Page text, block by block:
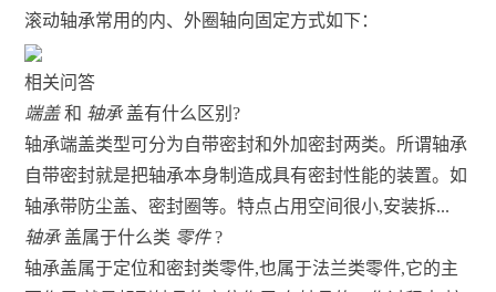
滚动轴承常用的内、外圈轴向固定方式如下：
相关问答
端盖和 轴承 盖有什么区别?
轴承端盖类型可分为自带密封和外加密封两类。所谓轴承
自带密封就是把轴承本身制造成具有密封性能的装置。如
轴承带防尘盖、密封圈等。特点占用空间很小,安装拆...
轴承 盖属于什么类 零件?
轴承盖属于定位和密封类零件,也属于法兰类零件,它的主